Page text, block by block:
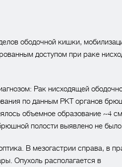
ободочной кишки,
доступом при раке
Рак нисходящей
по данным РКТ органов
объемное образование ~4
полости выявлено не
В мезогастрии справа, в
Опухоль располагается в